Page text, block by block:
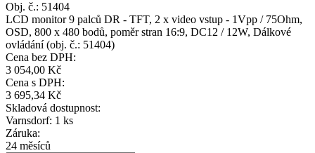
Obj. č.: 51404
LCD monitor 9 palců DR - TFT, 2 x video vstup - 1Vpp / 75Ohm,
OSD, 800 x 480 bodů, poměr stran 16:9, DC12 / 12W, Dálkové
ovládání (obj. č.: 51404)
Cena bez DPH:
3 054,00 Kč
Cena s DPH:
3 695,34 Kč
Skladová dostupnost:
Varnsdorf: 1 ks
Záruka:
24 měsíců